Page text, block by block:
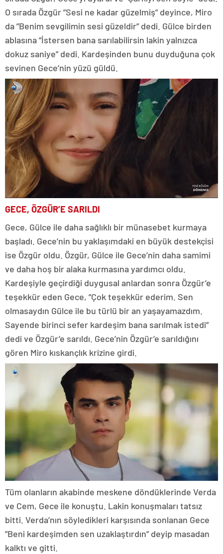
O sırada Özgür ”Sesi ne kadar güzelmiş” deyince, Miro
da ”Benim sevgilimin sesi güzeldir” dedi. Gülce birden
ablasına ”İstersen bana sarılabilirsin lakin yalnızca
dokuz saniye” dedi. Kardeşinden bunu duyduğuna çok
sevinen Gece’nin yüzü güldü.
GECE, ÖZGÜR’E SARILDI
Gece, Gülce ile daha sağlıklı bir münasebet kurmaya
başladı. Gece’nin bu yaklaşımdaki en büyük destekçisi
ise Özgür oldu. Özgür, Gülce ile Gece’nin daha samimi
ve daha hoş bir alaka kurmasına yardımcı oldu.
Kardeşiyle geçirdiği duygusal anlardan sonra Özgür’e
teşekkür eden Gece, ”Çok teşekkür ederim. Sen
olmasaydın Gülce ile bu türlü bir an yaşayamazdım.
Sayende birinci sefer kardeşim bana sarılmak istedi”
dedi ve Özgür’e sarıldı. Gece’nin Özgür’e sarıldığını
gören Miro kıskançlık krizine girdi.
Tüm olanların akabinde meskene döndüklerinde Verda
ve Cem, Gece ile konuştu. Lakin konuşmaları tatsız
bitti. Verda’nın söyledikleri karşısında sonlanan Gece
”Beni kardeşimden sen uzaklaştırdın” deyip masadan
kalktı ve gitti.